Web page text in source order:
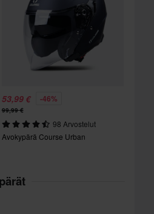
53,99 € -46%
99,99 €
98 Arvostelut
Avokypärä Course Urban